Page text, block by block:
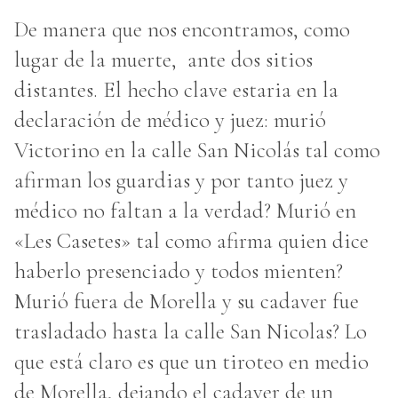
De manera que nos encontramos, como
lugar de la muerte, ante dos sitios
distantes. El hecho clave estaria en la
declaración de médico y juez: murió
Victorino en la calle San Nicolás tal como
afirman los guardias y por tanto juez y
médico no faltan a la verdad? Murió en
«Les Casetes» tal como afirma quien dice
haberlo presenciado y todos mienten?
Murió fuera de Morella y su cadaver fue
trasladado hasta la calle San Nicolas? Lo
que está claro es que un tiroteo en medio
de Morella, dejando el cadaver de un